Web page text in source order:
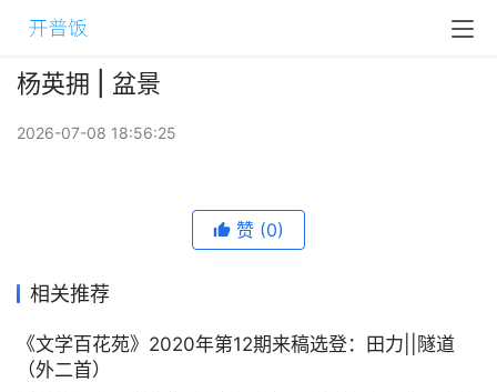
杨英拥 | 盆景
2026-07-08 18:56:25
赞 (0)
相关推荐
《文学百花苑》2020年第12期来稿选登：田力||隧道
（外二首）